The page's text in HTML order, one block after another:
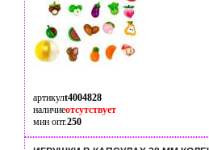
артикулt4004828
наличиеотсутствует
мин опт.250